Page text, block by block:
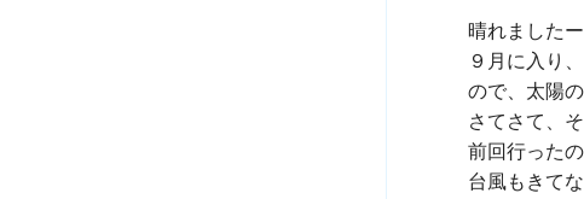
晴れました
９月に入り
ので、太陽
さてさて、
前回行った
台風もきて